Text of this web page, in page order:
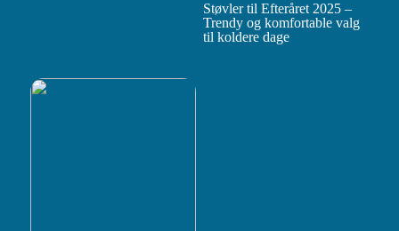
Støvler til Efteråret 2025 –
Trendy og komfortable valg
til koldere dage